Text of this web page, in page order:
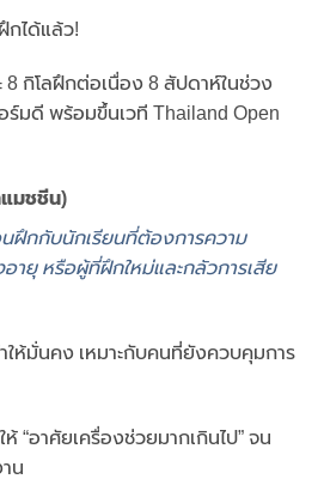
กได้แล้ว!
8 กิโลฝึกต่อเนื่อง 8 สัปดาห์ในช่วง
ร์มดี พร้อมขึ้นเวที Thailand Open
มชชีน)
ฝึกกับนักเรียนที่ต้องการความ
ายุ หรือผู้ที่ฝึกใหม่และกลัวการเสีย
ให้มั่นคง เหมาะกับคนที่ยังควบคุมการ
ห้ “อาศัยเครื่องช่วยมากเกินไป” จน
น